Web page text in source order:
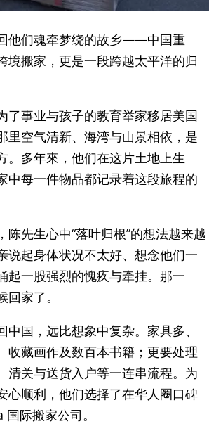
他们魂牵梦绕的故乡——中国重
境搬家，更是一段跨越太平洋的归
了事业与孩子的教育举家移居美国
里空气清新、海湾与山景相依，是
。多年來，他们在这片土地上生
中每一件物品都记录着这段旅程的
陈先生心中“落叶归根”的想法越来越
说起身体状况不太好、想念他们一
起一股强烈的愧疚与牵挂。那一
家了。
国，远比想象中复杂。家具多、
收藏画作及数百本书籍；更要处理
清关与送货入户等一连串流程。为
心顺利，他们选择了在华人圈口碑
际搬家公司。